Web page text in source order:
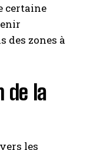
certaine
des zones à
de la
les